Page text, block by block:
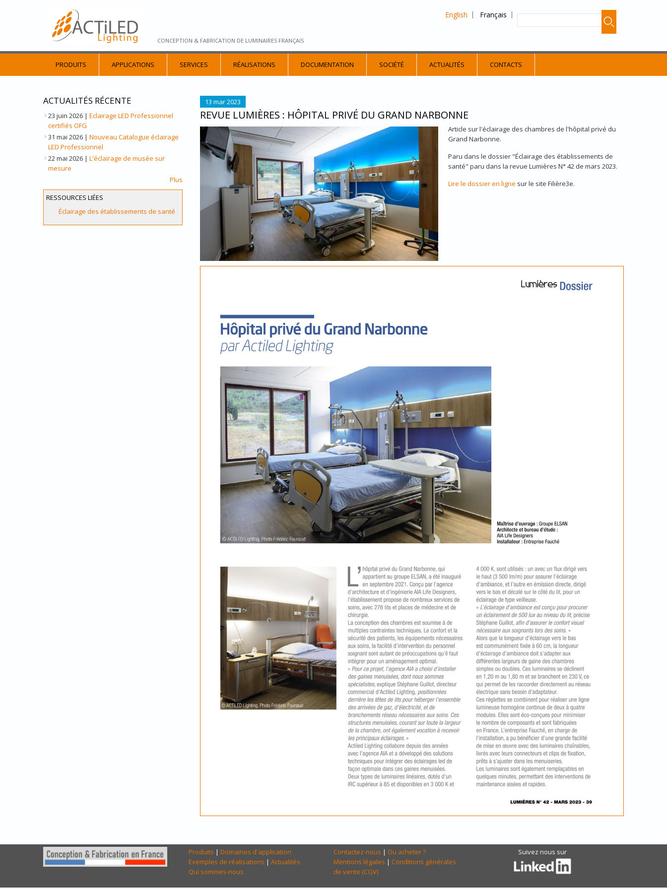
CONCEPTION & FABRICATION DE LUMINAIRES FRANÇAIS
English Français
PRODUITS APPLICATIONS SERVICES RÉALISATIONS DOCUMENTATION SOCIÉTÉ ACTUALITÉS CONTACTS
13 mar 2023
REVUE LUMIÈRES : HÔPITAL PRIVÉ DU GRAND NARBONNE
HOPITAL_NARBONNE_CHAMBRE_SIMPLE.JPG
Article sur l'éclairage des chambres de l'hôpital privé du
Grand Narbonne.
Paru dans le dossier "Éclairage des établissements de
santé" paru dans la revue Lumières N° 42 de mars 2023.
Lire le dossier en ligne sur le site Filière3e.
ACTUALITÉS RÉCENTE
23 juin 2026 | Eclairage LED Professionnel
certifiés OFG
31 mai 2026 | Nouveau Catalogue éclairage
LED Professionnel
22 mai 2026 | L'éclairage de musée sur
mesure
Plus
RESSOURCES LIÉES
Éclairage des établissements de santé
Produits | Domaines d'application
Exemples de réalisations | Actualités
Qui sommes-nous
Contactez-nous | Ou acheter ?
Mentions légales | Conditions générales
de vente (CGV)
Suivez nous sur